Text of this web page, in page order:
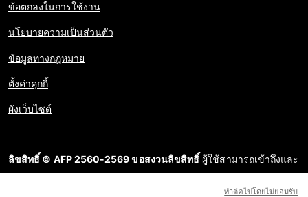
ข้อตกลงในการใช้งาน
นโยบายความเป็นส่วนตัว
ข้อมูลทางกฎหมาย
ตั้งค่าคุกกี้
ผังเว็บไซต์
ลิขสิทธิ์ © AFP 2560-2569 ขอสงวนลิขสิทธิ์ ผู้ใช้สามารถเข้าถึงและ
ทําต่อไปโดยไม่ยอมรับ